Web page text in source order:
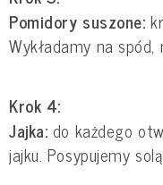
Pomidory suszone:
Wykładamy na spód,
Krok 4:
Jajka: do każdego
jajku. Posypujemy